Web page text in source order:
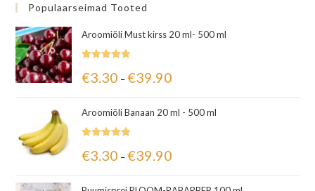
Populaarseimad Tooted
Aroomiõli Must kirss 20 ml- 500 ml
5.00/ 5
€3.30 – €39.90
Aroomiõli Banaan 20 ml - 500 ml
5.00/ 5
€3.30 – €39.90